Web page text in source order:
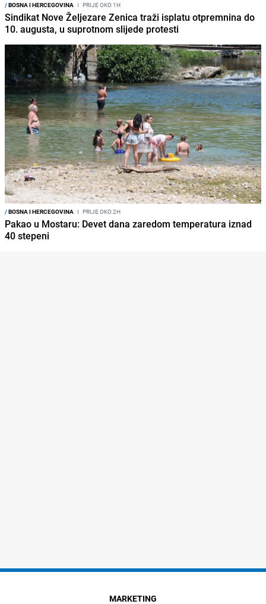
/BOSNA I HERCEGOVINA I PRIJE OKO 1H
Sindikat Nove Željezare Zenica traži isplatu otpremnina do
10. augusta, u suprotnom slijede protesti
/BOSNA I HERCEGOVINA I PRIJE OKO 2H
Pakao u Mostaru: Devet dana zaredom temperatura iznad
40 stepeni
MARKETING